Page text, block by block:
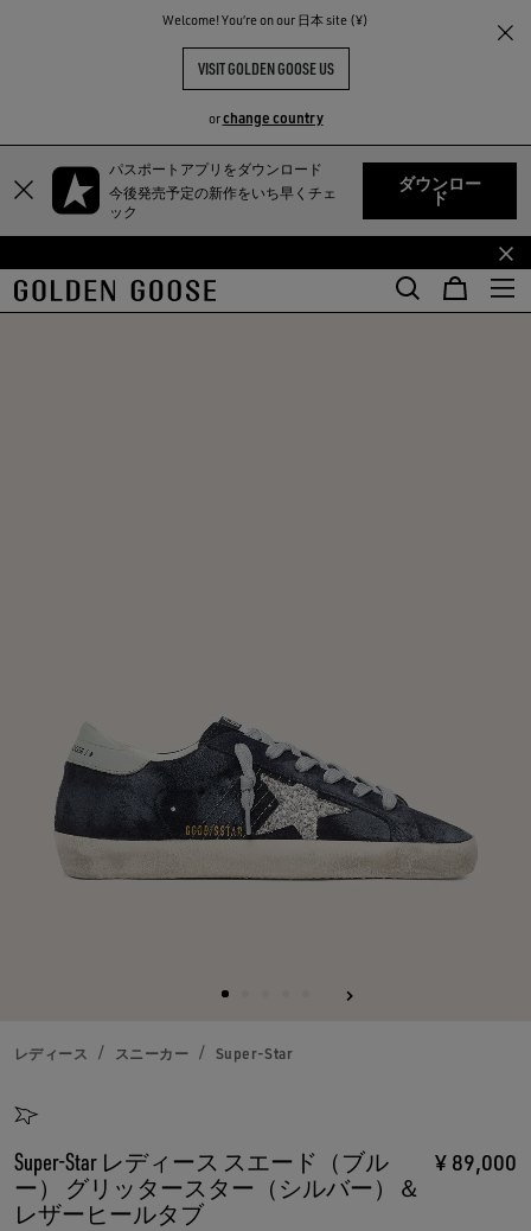
Welcome! You‘re on our 日本 site (¥)
VISIT GOLDEN GOOSE US
orchange country
メ
イ
ン
コ
ン
テ
フ
ッ
タ
ー
コ
ン
パスポートアプリをダウンロード
今後発売予定の新作をいち早くチェ
ック
ダウンロー
ド
レディース スニーカー Super-Star
Super-Star レディース スエード（ブル
ー） グリッタースター（シルバー）＆
レザーヒールタブ
¥ 89,000